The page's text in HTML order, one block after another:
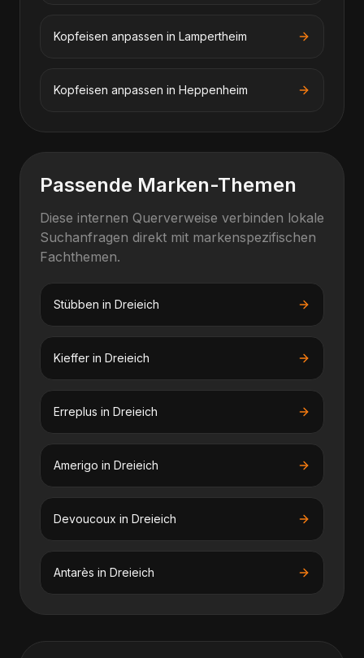
Kopfeisen anpassen in Lampertheim
Kopfeisen anpassen in Heppenheim
Passende Marken-Themen
Diese internen Querverweise verbinden lokale
Suchanfragen direkt mit markenspezifischen
Fachthemen.
Stübben in Dreieich
Kieffer in Dreieich
Erreplus in Dreieich
Amerigo in Dreieich
Devoucoux in Dreieich
Antarès in Dreieich